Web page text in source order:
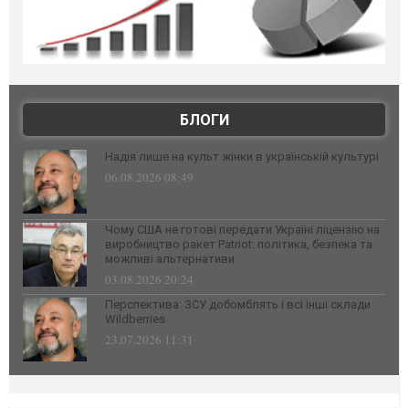
БЛОГИ
Надія лише на культ жінки в українській культурі
06.08.2026 08:49
Чому США не готові передати Україні ліцензію на
виробництво ракет Patriot: політика, безпека та
можливі альтернативи
03.08.2026 20:24
Перспектива: ЗСУ добомблять і всі інші склади
Wildberries
23.07.2026 11:31